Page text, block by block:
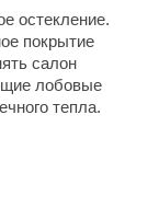
остекление.
покрытие
салон
лобовые
тепла.